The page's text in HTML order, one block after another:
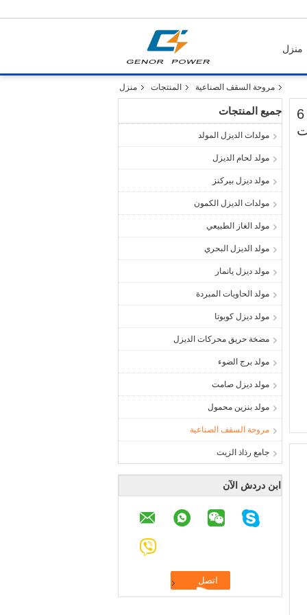
منزل
منزل المنتجات مروحة السقف الصناعية
جميع المنتجات
مولدات الديزل المولد
مولد لحام الديزل
مولد ديزل بيركنز
مولدات الديزل الكمون
مولد الغاز الطبيعي
مولد الديزل البحري
مولد ديزل يانمار
مولد الحاويات المبردة
مولد ديزل كوبوتا
مضخة حريق محركات الديزل
مولد برج الضوء
مولد ديزل صامت
مولد بنزين محمول
مروحة السقف الصناعية
جامع رذاذ الزيت
ابن دردش الآن
16 قدم 6 متر كبير تدفق الهواء HVLS مروحة السقف الصناعي في النوادي الصحية 6